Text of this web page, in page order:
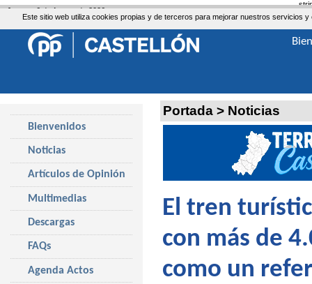
Este sitio web utiliza cookies propias y de terceros para mejorar nuestros servicios
Portada > Noticias
El tren
con más de
como un
Bienvenidos
Noticias
Artículos de Opinión
Multimedias
Descargas
FAQs
Agenda Actos
Jueves, 6 de Agosto de 2026